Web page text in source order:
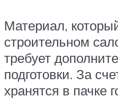
Материал,
строительном
требует
подготовки. За
хранятся в пачке